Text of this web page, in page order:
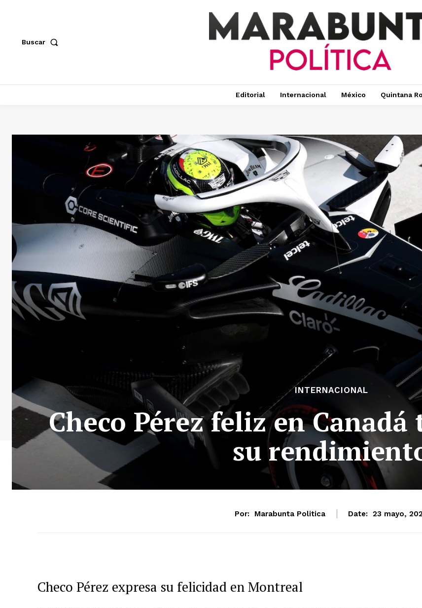
Buscar
Editorial Internacional México Quintana
INTERNACIONAL
Checo Pérez feliz en
su
Por: Marabunta Politica Date: 23 mayo,
Checo Pérez expresa su felicidad en Montreal